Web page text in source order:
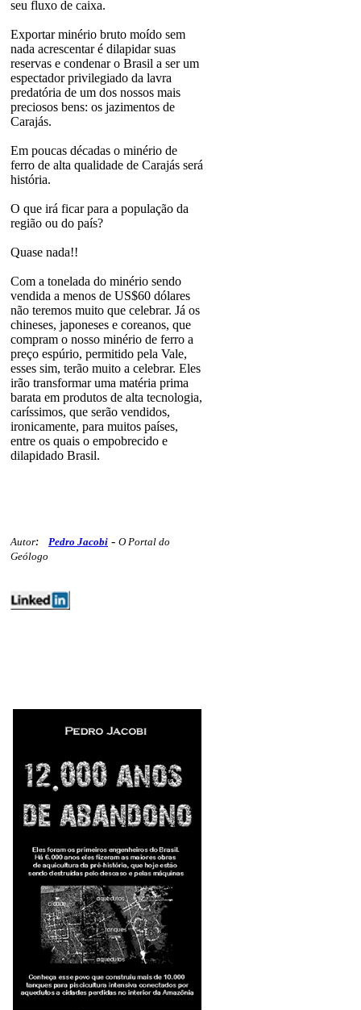
seu fluxo de caixa.
Exportar minério bruto moído sem
nada acrescentar é dilapidar suas
reservas e condenar o Brasil a ser um
espectador privilegiado da lavra
predatória de um dos nossos mais
preciosos bens: os jazimentos de
Carajás.
Em poucas décadas o minério de
ferro de alta qualidade de Carajás será
história.
O que irá ficar para a população da
região ou do país?
Quase nada!!
Com a tonelada do minério sendo
vendida a menos de US$60 dólares
não teremos muito que celebrar. Já os
chineses, japoneses e coreanos, que
compram o nosso minério de ferro a
preço espúrio, permitido pela Vale,
esses sim, terão muito a celebrar. Eles
irão transformar uma matéria prima
barata em produtos de alta tecnologia,
caríssimos, que serão vendidos,
ironicamente, para muitos países,
entre os quais o empobrecido e
dilapidado Brasil.
Autor: Pedro Jacobi - O Portal do
Geólogo